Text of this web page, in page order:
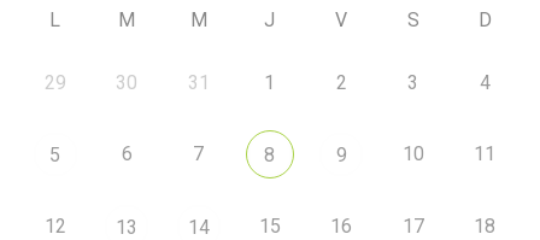
L M M J V S D
29 30 31 1 2 3 4
5 6 7 8 9 10 11
12 13 14 15 16 17 18